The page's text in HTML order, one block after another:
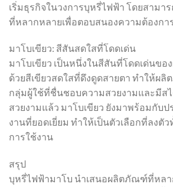
เริ่มธุรกิจในวงการบุหรี่ไฟฟ้า โดยสามา
ที่หลากหลายเพื่อตอบสนองความต้องกา
มาโบเขียว: สีสันสดใสที่โดดเด่น
มาโบเขียว เป็นหนึ่งในสีสันที่โดดเด่นข
ด้วยสีเขียวสดใสที่ดึงดูดสายตา ทำให้ผ
กลุ่มผู้ใช้ที่ชื่นชอบความสวยงามและมีส
สวยงามแล้ว มาโบเขียว ยังมาพร้อมกับ
งานที่ยอดเยี่ยม ทำให้เป็นตัวเลือกที่ลงตั
การใช้งาน
สรุป
บุหรี่ไฟฟ้ามาโบ นำเสนอผลิตภัณฑ์ที่หลา